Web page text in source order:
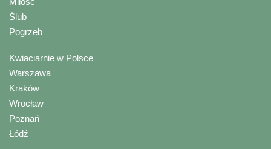
Ślub
Pogrzeb
Kwiaciarnie w Polsce
Warszawa
Kraków
Wrocław
Poznań
Łódź